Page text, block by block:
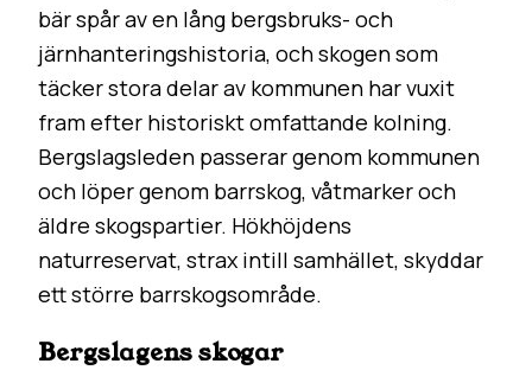
bär spår av en lång bergsbruks- och
järnhanteringshistoria, och skogen som
täcker stora delar av kommunen har vuxit
fram efter historiskt omfattande kolning.
Bergslagsleden passerar genom kommunen
och löper genom barrskog, våtmarker och
äldre skogspartier. Hökhöjdens
naturreservat, strax intill samhället, skyddar
ett större barrskogsområde.
Bergslagens skogar